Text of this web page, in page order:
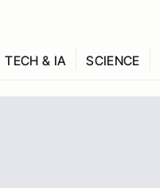
TECH & IA SCIENCE